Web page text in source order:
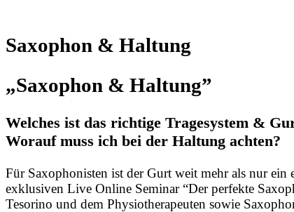
Saxophon & Haltung
„Saxophon & Haltung”
Welches ist das richtige Tragesystem &
Worauf muss ich bei der Haltung achten?
Für Saxophonisten ist der Gurt weit mehr als nur
exklusiven Live Online Seminar “Der perfekte
Tesorino und dem Physiotherapeuten sowie